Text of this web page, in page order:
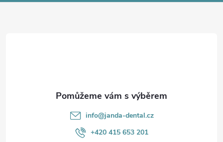
info@janda-dental.cz
+420 415 653 201